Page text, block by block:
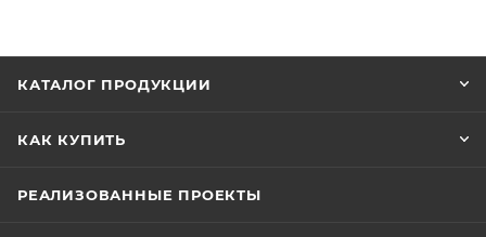
КАТАЛОГ ПРОДУКЦИИ
КАК КУПИТЬ
РЕАЛИЗОВАННЫЕ ПРОЕКТЫ